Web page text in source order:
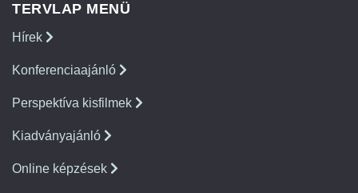
TERVLAP MENÜ
Hírek
Konferenciaajánló
Perspektíva kisfilmek
Kiadványajánló
Online képzések